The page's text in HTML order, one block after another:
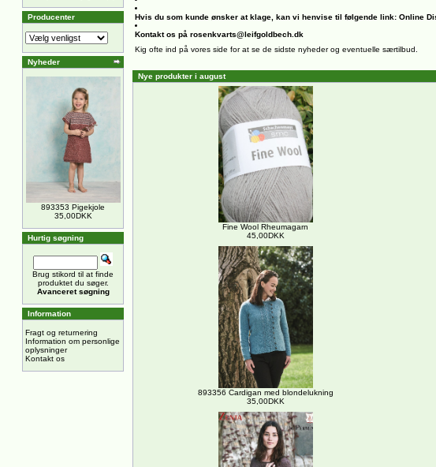
Producenter
Nyheder
893353 Pigekjole
35,00DKK
Hurtig søgning
Brug stikord til at finde
produktet du søger.
Avanceret søgning
Information
Fragt og returnering
Information om personlige
oplysninger
Kontakt os
Hvis du som kunde ønsker at klage, kan vi henvise til følgende link: Online
Kontakt os på rosenkvarts@leifgoldbech.dk
Kig ofte ind på vores side for at se de sidste nyheder og eventuelle særtilbud.
Nye produkter i august
Fine Wool Rheumagarn
45,00DKK
893356 Cardigan med blondelukning
35,00DKK